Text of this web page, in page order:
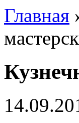
Главная